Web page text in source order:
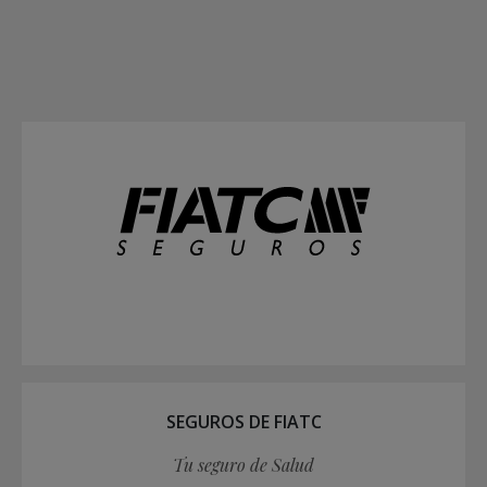
SEGUROS DE FIATC
Tu seguro de Salud